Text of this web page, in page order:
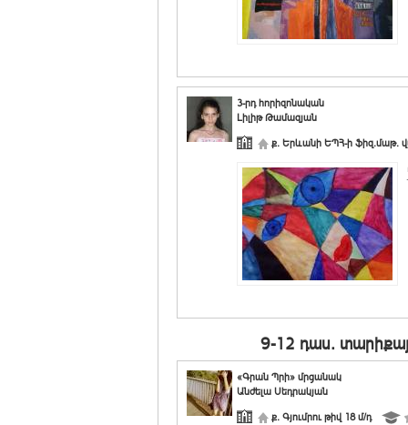
3-րդ հորիզոնական
Լիլիթ Թամազյան
ք. Երևանի ԵՊՀ-ի ֆիզ.մաթ.
9-12 դաս.
«Գրան Պրի» մրցանակ
Անժելա Սեդրակյան
ք. Գյումրու թիվ 18 մ/դ